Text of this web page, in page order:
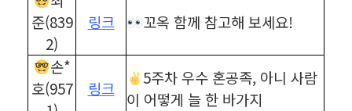
준(839
2)
링크 꼬옥 함께 참고해 보세요!
손*
호(957
링크
5주차 우수 혼공족, 아니 사람
이 어떻게 늘 한 바가지